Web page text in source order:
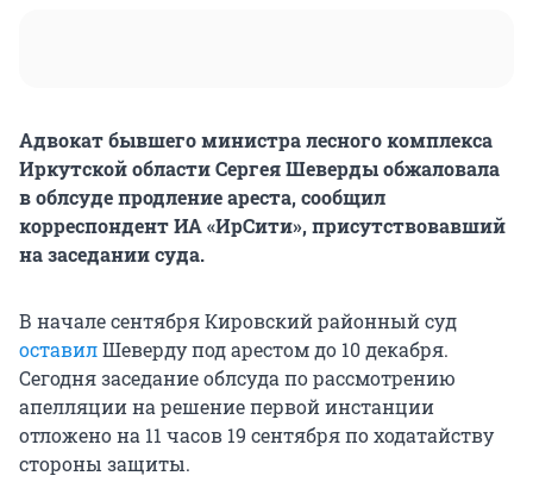
Адвокат бывшего министра лесного комплекса
Иркутской области Сергея Шеверды обжаловала
в облсуде продление ареста, сообщил
корреспондент ИА «ИрСити», присутствовавший
на заседании суда.
В начале сентября Кировский районный суд
оставилШеверду под арестом до 10 декабря.
Сегодня заседание облсуда по рассмотрению
апелляции на решение первой инстанции
отложено на 11 часов 19 сентября по ходатайству
стороны защиты.